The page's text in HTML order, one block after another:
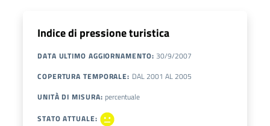
Indice di pressione turistica
DATA ULTIMO AGGIORNAMENTO: 30/9/2007
COPERTURA TEMPORALE: DAL 2001 AL 2005
UNITÀ DI MISURA: percentuale
STATO ATTUALE: